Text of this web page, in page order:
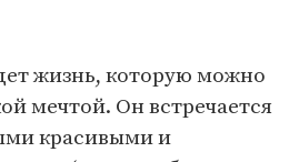
жизнь, которую можно
мечтой. Он встречается
красивыми и